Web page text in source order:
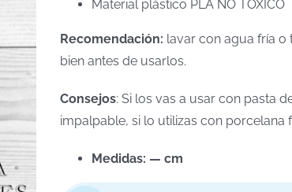
Material plástico PLA NO TOXICO
Recomendación: lavar con agua fría o
bien antes de usarlos.
Consejos: Si los vas a usar con pasta
impalpable, si lo utilizas con
Medidas: — cm